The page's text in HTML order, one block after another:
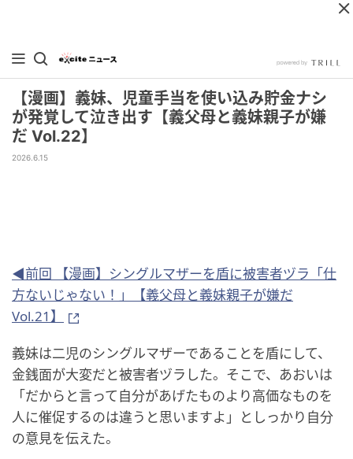
【漫画】義妹、児童手当を使い込み貯金ナシ
が発覚して泣き出す【義父母と義妹親子が嫌
だ Vol.22】
2026.6.15
◀前回 【漫画】シングルマザーを盾に被害者ヅラ「仕
方ないじゃない！」【義父母と義妹親子が嫌だ
Vol.21】
義妹は二児のシングルマザーであることを盾にして、
金銭面が大変だと被害者ヅラした。そこで、あおいは
「だからと言って自分があげたものより高価なものを
人に催促するのは違うと思いますよ」としっかり自分
の意見を伝えた。